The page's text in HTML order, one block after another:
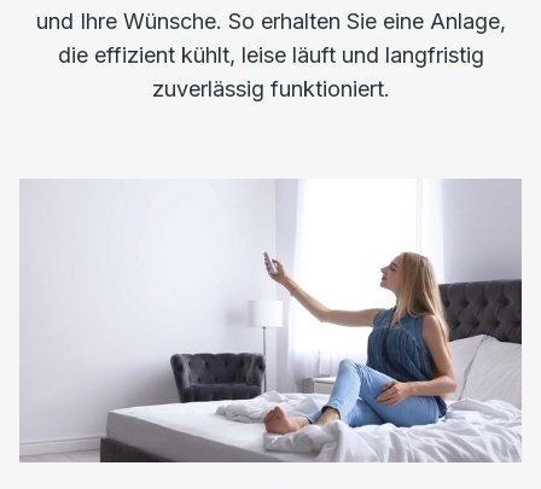
und Ihre Wünsche. So erhalten Sie eine Anlage,
die effizient kühlt, leise läuft und langfristig
zuverlässig funktioniert.